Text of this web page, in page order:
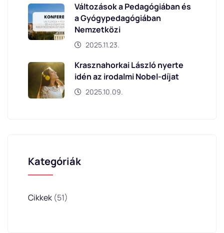
Változások a Pedagógiában és
a Gyógypedagógiában
Nemzetközi
2025.11.23.
Krasznahorkai László nyerte
idén az irodalmi Nobel-díjat
2025.10.09.
Kategóriák
Cikkek (51)